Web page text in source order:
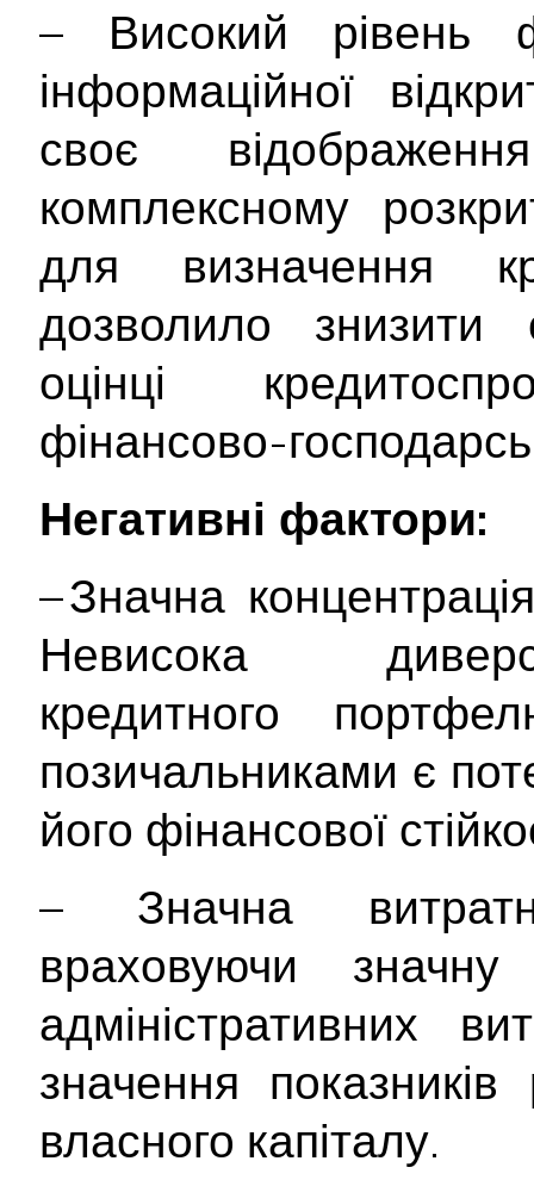
– Високий рівень
інформаційної
своє
комплексному
для визначення
дозволило знизити
оцінці
фінансово-
Негативні фактори:
– Значна
Невисока
кредитного
позичальниками є
його фінансової
– Значна
враховуючи
адміністративних
значення показників
власного капіталу.